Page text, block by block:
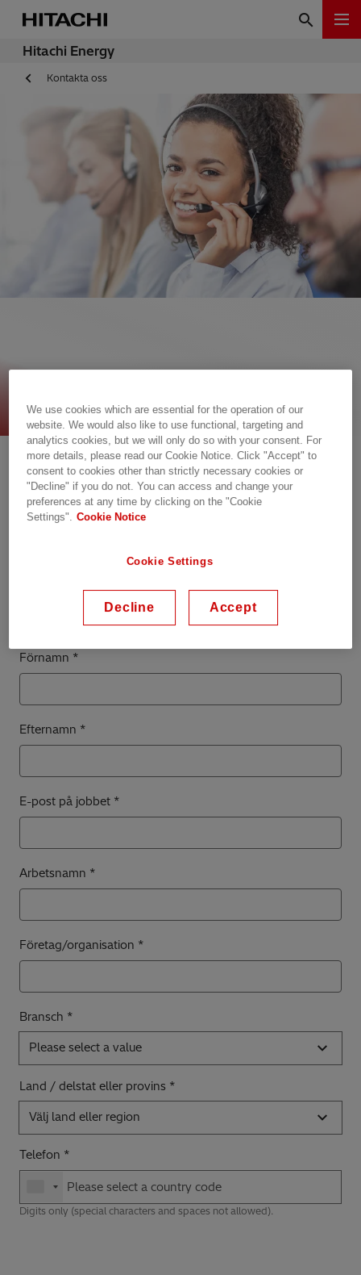
Hitachi Energy
Kontakta oss
Kontakta oss
Observera att Customer Connect Center inte kan
svara på anställningsrelaterade frågor och att vi
intresserad en anställning på Hitachi Energy kan
du besöka och ansöka direkt via
Kontaktuppgifter
Förnamn
Efternamn
E-post på jobbet
Arbetsnamn
Företag/organisation
Bransch *
Please select a value
Land / delstat eller provins
Välj land eller region
Telefon
Digits only (special characters and spaces not allowed).
We use cookies which are essential for the operation of our
website. We would also like to use functional, targeting and
analytics cookies, but we will only do so with your consent. For
more details, please read our Cookie Notice. Click "Accept" to
consent to cookies other than strictly necessary cookies or
"Decline" if you do not. You can access and change your
preferences at any time by clicking on the "Cookie
Settings". Cookie Notice
Cookie Settings
Decline Accept